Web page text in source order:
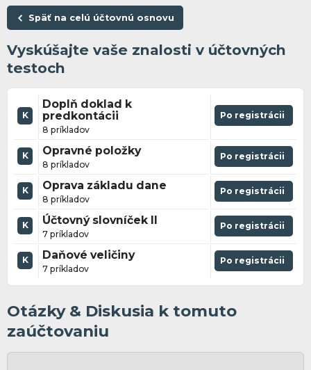
Späť na celú účtovnú osnovu
Vyskúšajte vaše znalosti v účtovných
testoch
K
Doplň doklad k
predkontácii
8 príkladov
Po registrácii
K Opravné položky
8 príkladov
Po registrácii
K Oprava základu dane
8 príkladov
Po registrácii
K Účtovný slovníček II
7 príkladov
Po registrácii
K Daňové veličiny
7 príkladov
Po registrácii
Otázky & Diskusia k tomuto
zaúčtovaniu